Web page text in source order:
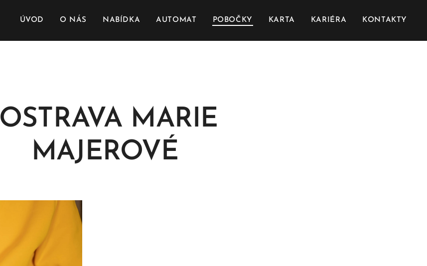
ÚVOD O NÁS NABÍDKA AUTOMAT POBOČKY KARTA KARIÉRA KONTAKTY
OSTRAVA MARIE
MAJEROVÉ